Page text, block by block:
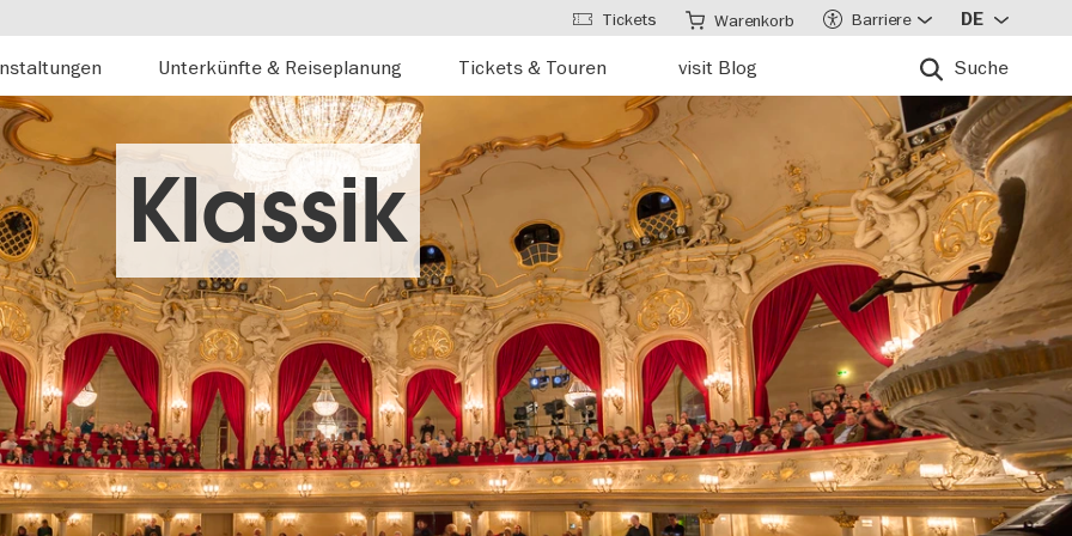
Unterkünfte & Reiseplanung Tickets & Touren visit Blog Suche
Tickets Warenkorb Barriere DE
Klassik